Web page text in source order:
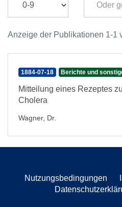
Anzeige der Publikationen 1-1
1884-07-18 Berichte und
Mitteilung eines Rezeptes
Cholera
Wagner, Dr.
Nutzungsbedingungen